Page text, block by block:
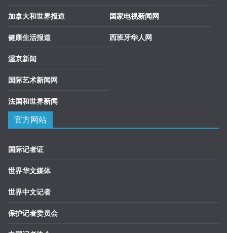
加拿大和世界报道
健康生活报道
渥京新闻
国际艺术新闻网
法国和世界新闻
国家电视新闻网
西班牙华人网
官方网站
国际记者证
世界华文媒体
世界中文记者
保护记者委员会